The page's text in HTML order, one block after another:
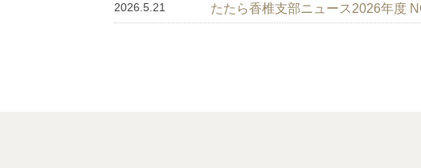
2026.5.21 たたら香椎支部ニュース2026年度